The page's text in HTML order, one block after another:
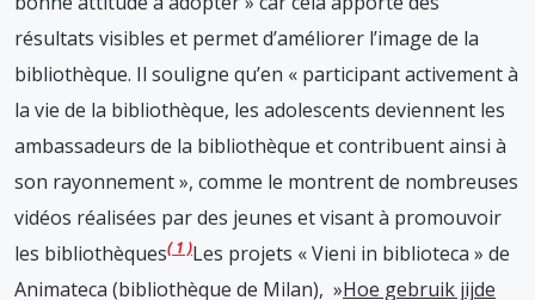
résultats visibles et permet d’améliorer l’image de la
bibliothèque. Il souligne qu’en « participant activement à
la vie de la bibliothèque, les adolescents deviennent les
ambassadeurs de la bibliothèque et contribuent ainsi à
son rayonnement », comme le montrent de nombreuses
vidéos réalisées par des jeunes et visant à promouvoir
les bibliothèques 1 Les projets « Vieni in biblioteca » de
Animateca (bibliothèque de Milan), »Hoe gebruik jijde